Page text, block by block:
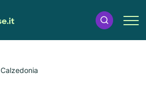
Calzedonia